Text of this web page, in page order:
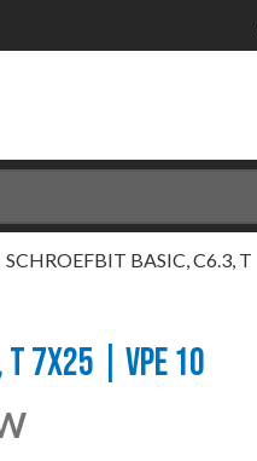
SCHROEFBIT BASIC, C6.3, T
T 7X25 | VPE 10